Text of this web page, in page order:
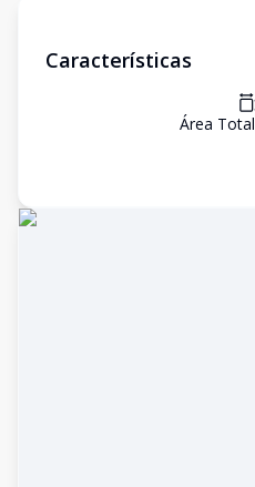
Características
Área Total